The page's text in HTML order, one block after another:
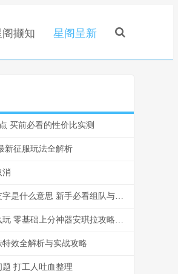
阁撷知 星阁呈新
买前必看的性价比实测
新征服玩法全解析
消
王者荣耀战绩有个友字是什么意思 新手必看组队与社交指南
王者荣耀安琪拉怎么玩 零基础上分神器安琪拉攻略指南
效全解析与实战攻略
打工人吐血整理